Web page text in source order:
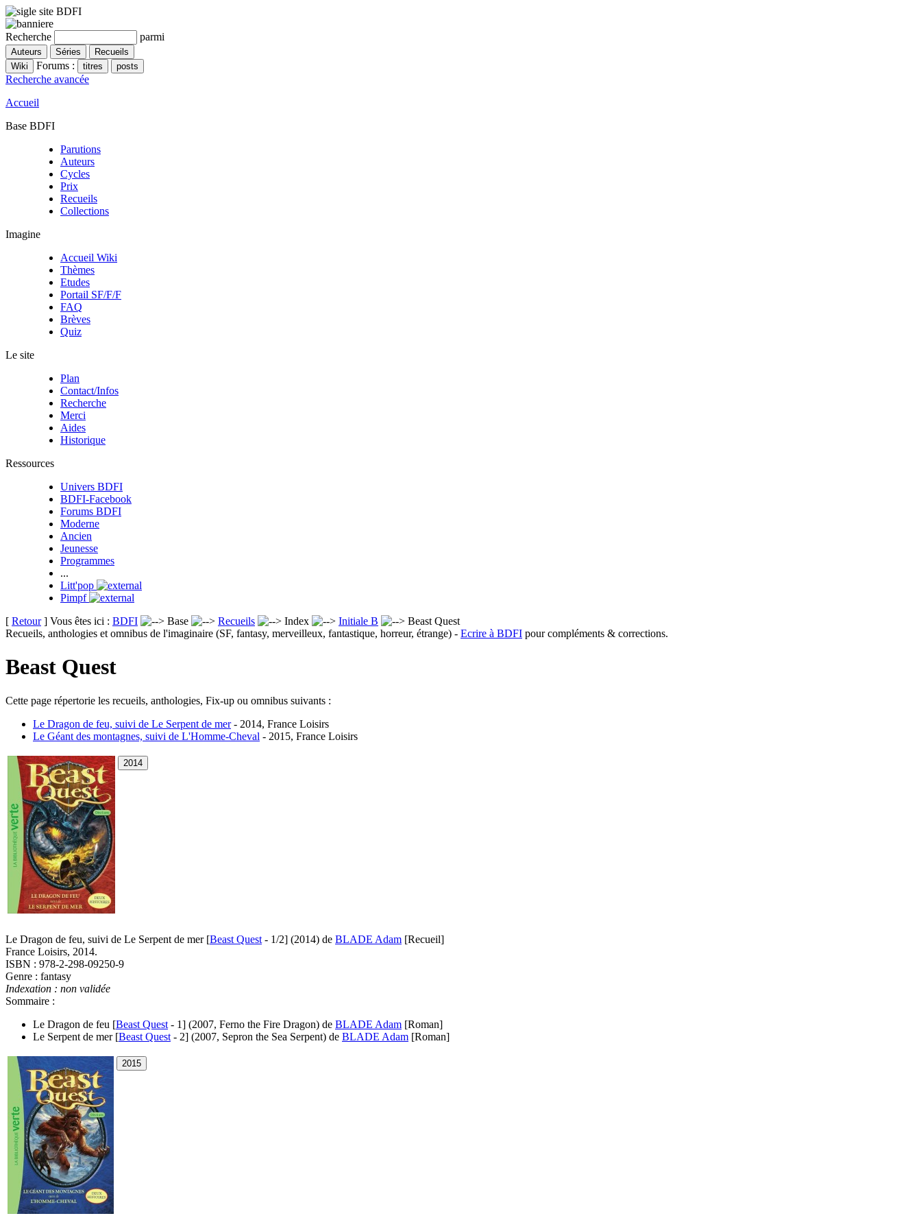
Recherche parmi
Forums :
Recherche avancée
Accueil
Base BDFI
Parutions
Auteurs
Cycles
Prix
Recueils
Collections
Imagine
Accueil Wiki
Thèmes
Etudes
Portail SF/F/F
FAQ
Brèves
Quiz
Le site
Plan
Contact/Infos
Recherche
Merci
Aides
Historique
Ressources
Univers BDFI
BDFI-Facebook
Forums BDFI
Moderne
Ancien
Jeunesse
Programmes
...
Litt'pop
Pimpf
[ Retour] Vous êtes ici : BDFI Base Recueils Index Initiale B
Beast Quest
Recueils, anthologies et omnibus de l'imaginaire (SF, fantasy, merveilleux, fantastique, horreur, étrange) - Ecrire à BDFI pour compléments & corrections.
Beast Quest
Cette page répertorie les recueils, anthologies, Fix-up ou omnibus suivants :
Le Dragon de feu, suivi de Le Serpent de mer- 2014, France Loisirs
Le Géant des montagnes, suivi de L'Homme-Cheval - 2015, France Loisirs
Le Dragon de feu, suivi de Le Serpent de mer [Beast Quest - 1/2] (2014) de BLADE Adam [Recueil]
France Loisirs, 2014.
ISBN : 978-2-298-09250-9
Genre : fantasy
Indexation : non validée
Sommaire :
Le Dragon de feu [Beast Quest - 1] (2007, Ferno the Fire Dragon) de BLADE Adam [Roman]
Le Serpent de mer [Beast Quest - 2] (2007, Sepron the Sea Serpent) de BLADE Adam [Roman]